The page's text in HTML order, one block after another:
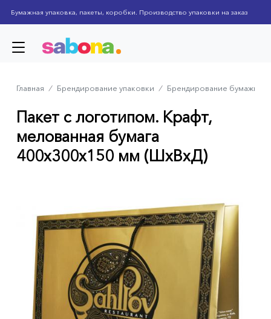
content
Бумажная упаковка, пакеты, коробки. Производство упаковки на заказ
Главная ⁄ Брендирование упаковки ⁄ Брендирование бумажных
Пакет с логотипом. Крафт,
мелованная бумага
400x300x150 мм (ШхВхД)